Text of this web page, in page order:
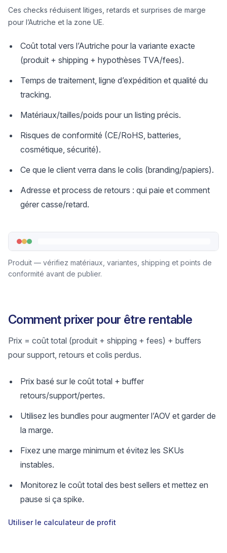
Ces checks réduisent litiges, retards et surprises de marge
pour l’Autriche et la zone UE.
Coût total vers l’Autriche pour la variante exacte
(produit + shipping + hypothèses TVA/fees).
Temps de traitement, ligne d’expédition et qualité du
tracking.
Matériaux/tailles/poids pour un listing précis.
Risques de conformité (CE/RoHS, batteries,
cosmétique, sécurité).
Ce que le client verra dans le colis (branding/papiers).
Adresse et process de retours : qui paie et comment
gérer casse/retard.
Produit — vérifiez matériaux, variantes, shipping et points de
conformité avant de publier.
Comment prixer pour être rentable
Prix = coût total (produit + shipping + fees) + buffers
pour support, retours et colis perdus.
Prix basé sur le coût total + buffer
retours/support/pertes.
Utilisez les bundles pour augmenter l’AOV et garder de
la marge.
Fixez une marge minimum et évitez les SKUs
instables.
Monitorez le coût total des best sellers et mettez en
pause si ça spike.
Utiliser le calculateur de profit